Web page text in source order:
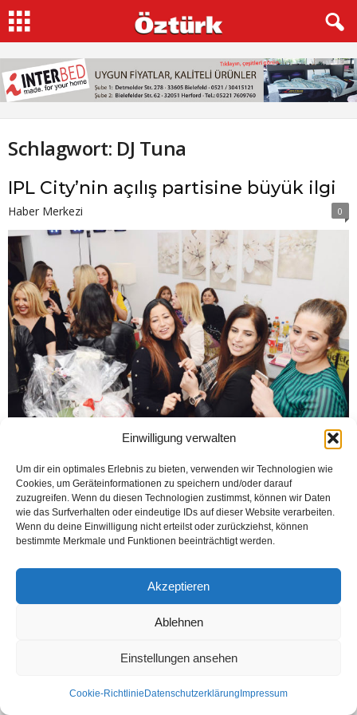
Einwilligung verwalten
Um dir ein optimales Erlebnis zu bieten, verwenden wir Technologien wie
Cookies, um Geräteinformationen zu speichern und/oder darauf
zuzugreifen. Wenn du diesen Technologien zustimmst, können wir Daten
wie das Surfverhalten oder eindeutige IDs auf dieser Website verarbeiten.
Wenn du deine Einwilligung nicht erteilst oder zurückziehst, können
bestimmte Merkmale und Funktionen beeinträchtigt werden.
Akzeptieren
Ablehnen
Einstellungen ansehen
Cookie-Richtlinie Datenschutzerklärung Impressum
Schlagwort: DJ Tuna
IPL City’nin açılış partisine büyük ilgi
Haber Merkezi 0
BIELEFELD (Öztürk) Bielefeld’deki City Fahrschule sahibi Devrim Coşkun,
kozmetik sektörüne adım attı. Yeni şirketi IPL City’nin açılışını 3 Mart 2017
Cuma akşamı verdiği partiyle açtı....
Weiterlesen
Kontakt Datenschutzerklärung
Impressum
© Öztürk Gazetesi 1986 – 2026